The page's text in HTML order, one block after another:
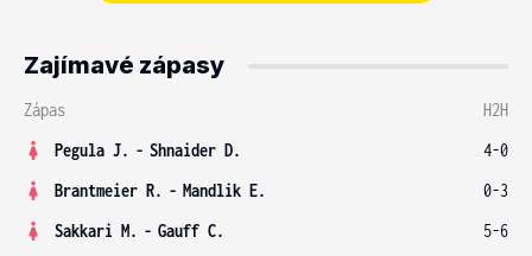
Zajímavé zápasy
Zápas
H2H
Pegula J. - Shnaider D.
4-0
Brantmeier R. - Mandlik E.
0-3
Sakkari M. - Gauff C.
5-6